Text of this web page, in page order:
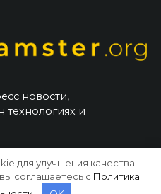
новости,
технологиях и
для улучшения качества
соглашаетесь с Политика